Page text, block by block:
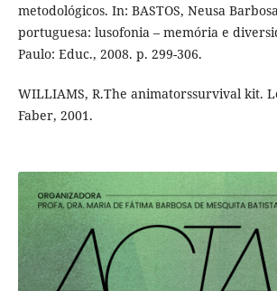
metodológicos. In: BASTOS, Neusa
portuguesa: lusofonia – memória e
Paulo: Educ., 2008. p. 299-306.
WILLIAMS, R.The animatorssurvival kit.
Faber, 2001.